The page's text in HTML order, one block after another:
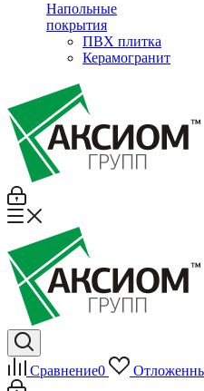
Напольные
покрытия
ПВХ плитка
Керамогранит
Сравнение0